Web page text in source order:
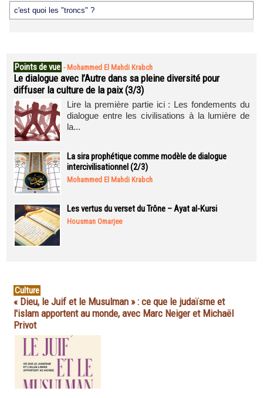
c'est quoi les "troncs" ?
Points de vue - Mohammed El Mahdi Krabch
Le dialogue avec l’Autre dans sa pleine diversité pour
diffuser la culture de la paix (3/3)
Lire la première partie ici : Les fondements du
dialogue entre les civilisations à la lumière de
la...
La sira prophétique comme modèle de dialogue
intercivilisationnel (2/3)
Mohammed El Mahdi Krabch
Les vertus du verset du Trône – Ayat al-Kursi
Housman Omarjee
Culture
« Dieu, le Juif et le Musulman » : ce que le judaïsme et
l'islam apportent au monde, avec Marc Neiger et Michaël
Privot